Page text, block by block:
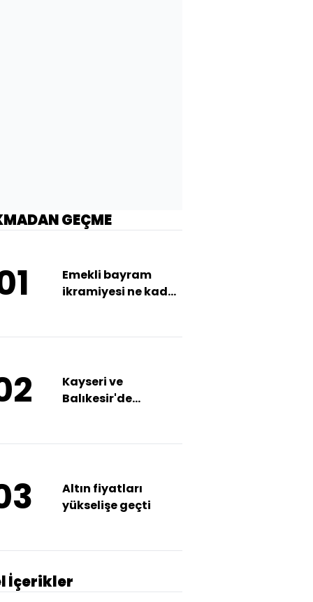
İçerikler
GEÇME
Emekli bayram
ikramiyesi ne kadar
Kayseri ve
Balıkesir'de
Altın fiyatları
yükselişe geçti